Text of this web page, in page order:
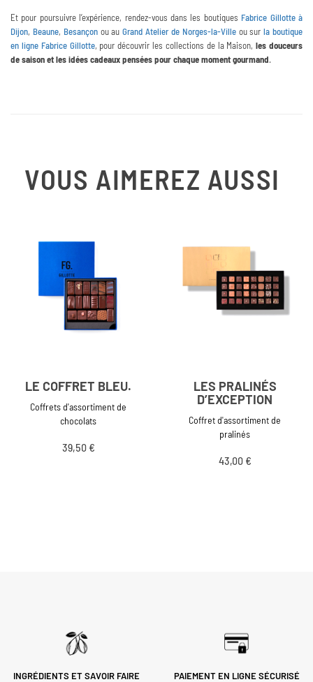
Et pour poursuivre l’expérience, rendez-vous dans les boutiques Fabrice Gillotte à
Dijon, Beaune, Besançonou auGrand Atelier de Norges-la-Villeou surla boutique
en ligne Fabrice Gillotte, pour découvrir les collections de la Maison,les douceurs
de saison et les idées cadeaux pensées pour chaque moment gourmand.
VOUS AIMEREZ AUSSI
LE COFFRET BLEU.
Coffrets d'assortiment de
chocolats
39,50 €
LES PRALINÉS
D’EXCEPTION
Coffret d'assortiment de
pralinés
43,00 €
INGRÉDIENTS ET SAVOIR FAIRE
PAIEMENT EN LIGNE SÉCURISÉ